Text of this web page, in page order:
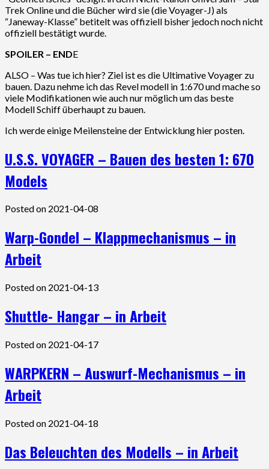
Trek Online und die Bücher wird sie (die Voyager-J) als
“Janeway-Klasse” betitelt was offiziell bisher jedoch noch nicht
offiziell bestätigt wurde.
SPOILER – ENDE
ALSO – Was tue ich hier? Ziel ist es die Ultimative Voyager zu
bauen. Dazu nehme ich das Revel modell in 1:670 und mache so
viele Modifikationen wie auch nur möglich um das beste
Modell Schiff überhaupt zu bauen.
Ich werde einige Meilensteine der Entwicklung hier posten.
U.S.S. VOYAGER – Bauen des besten 1: 670
Models
Posted on 2021-04-08
Warp-Gondel – Klappmechanismus – in
Arbeit
Posted on 2021-04-13
Shuttle- Hangar – in Arbeit
Posted on 2021-04-17
WARPKERN – Auswurf-Mechanismus – in
Arbeit
Posted on 2021-04-18
Das Beleuchten des Modells – in Arbeit